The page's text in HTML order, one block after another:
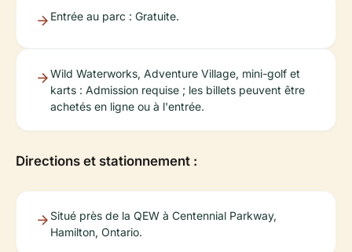
Entrée au parc : Gratuite.
Wild Waterworks, Adventure Village, mini-golf et
karts : Admission requise ; les billets peuvent être
achetés en ligne ou à l'entrée.
Directions et stationnement :
Situé près de la QEW à Centennial Parkway,
Hamilton, Ontario.